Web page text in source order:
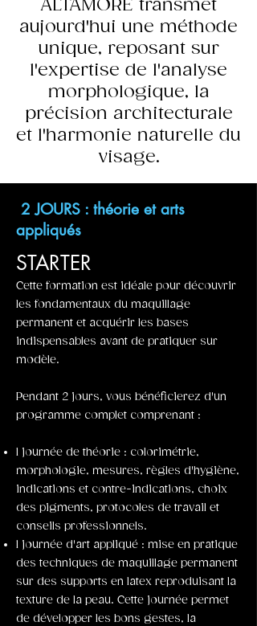
ALTAMORE transmet
aujourd'hui une méthode
unique, reposant sur
l'expertise de l'analyse
morphologique, la
précision architecturale
et l'harmonie naturelle du
visage.
2 JOURS : théorie et arts
appliqués
STARTER
Cette formation est idéale pour découvrir
les fondamentaux du maquillage
permanent et acquérir les bases
indispensables avant de pratiquer sur
modèle.
Pendant 2 jours, vous bénéficierez d'un
programme complet comprenant :
1 journée de théorie : colorimétrie,
morphologie, mesures, règles d'hygiène,
indications et contre-indications, choix
des pigments, protocoles de travail et
conseils professionnels.
1 journée d'art appliqué : mise en pratique
des techniques de maquillage permanent
sur des supports en latex reproduisant la
texture de la peau. Cette journée permet
de développer les bons gestes, la